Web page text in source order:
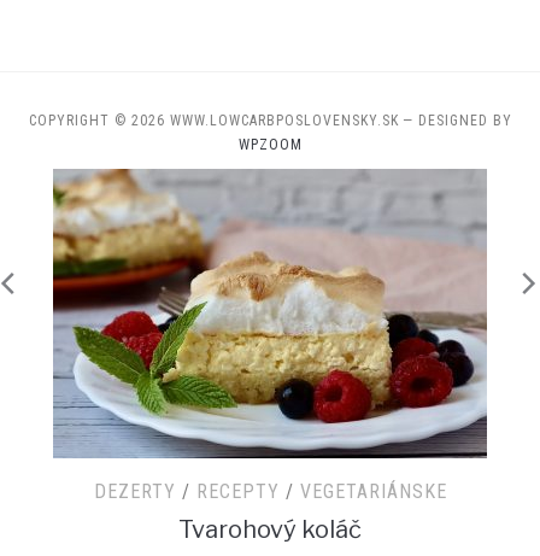
COPYRIGHT © 2026 WWW.LOWCARBPOSLOVENSKY.SK — DESIGNED BY
WPZOOM
DEZERTY / RECEPTY / VEGETARIÁNSKE
Tvarohový koláč